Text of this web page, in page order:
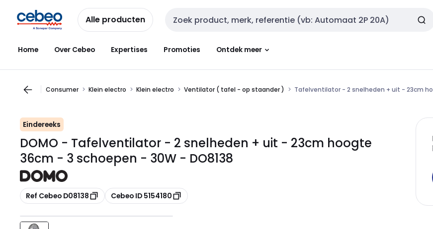
naar
navigatie
naar
inhoud
Alle producten Zoekveld invoer
Home Over Cebeo Expertises Promoties Ontdek meer
Consumer Klein electro Klein electro Ventilator ( tafel - op staander ) Tafelventilator - 2 snelheden + uit - 23cm
Eindereeks
DOMO - Tafelventilator - 2 snelheden + uit - 23cm hoogte
36cm - 3 schoepen - 30W - DO8138
Kopiëren
Ref Cebeo D08138 Kopiëren
Cebeo ID 5154180